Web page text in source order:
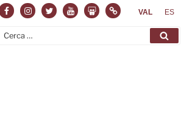
FacebookInstagram
TwitterYoutubeSlideshare
NormasVAL ES
Cerca: